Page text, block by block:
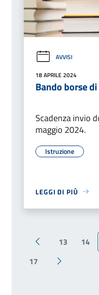
AVVISI
18 APRILE 2024
Bando borse
Scadenza invio
maggio 2024.
Istruzione
LEGGI DI PIÙ
Pagina precedente
13 14
17
Pagina